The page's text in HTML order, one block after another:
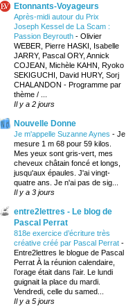
Etonnants-Voyageurs
Après-midi autour du Prix
Joseph Kessel de La Scam :
Passion Beyrouth - Olivier
WEBER, Pierre HASKI, Isabelle
JARRY, Pascal ORY, Annick
COJEAN, Michèle KAHN, Ryoko
SEKIGUCHI, David HURY, Sorj
CHALANDON - Programme par
thème / ...
Il y a 2 jours
Nouvelle Donne
Je m'appelle Suzanne Aynes - Je
mesure 1 m 68 pour 59 kilos.
Mes yeux sont gris-vert, mes
cheveux châtain foncé et longs,
jusqu'aux épaules. J'ai vingt-
quatre ans. Je n'ai pas de sig...
Il y a 3 jours
entre2lettres - Le blog de
Pascal Perrat
818e exercice d’écriture très
créative créé par Pascal Perrat -
Entre2lettres le blogue de Pascal
Perrat À la réunion calendaire,
l’orage était dans l’air. Le lundi
guignait la place du mardi.
Vendredi, celle du samed...
Il y a 5 jours